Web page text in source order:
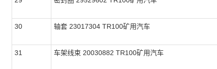
30 轴套 23017304 TR100矿用汽车
31 车架线束 20030882 TR100矿用汽车